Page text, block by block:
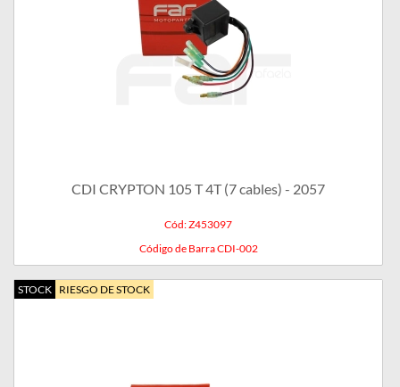
CDI CRYPTON 105 T 4T (7 cables) - 2057
Cód: Z453097
Código de Barra CDI-002
STOCK RIESGO DE STOCK